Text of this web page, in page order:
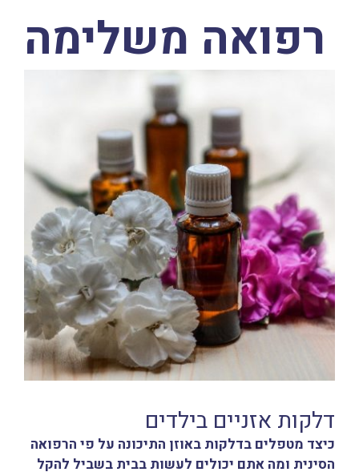
רפואה משלימה
דלקות אזניים בילדים
כיצד מטפלים בדלקות באוזן התיכונה על פי הרפואה
הסינית ומה אתם יכולים לעשות בבית בשביל להקל